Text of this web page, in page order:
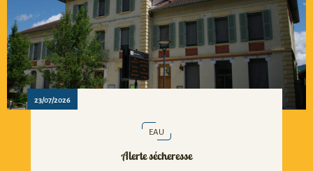
23/07/2026
EAU
Alerte sécheresse